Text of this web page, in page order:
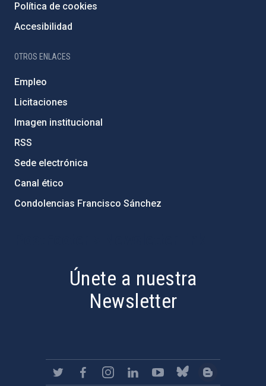
Política de cookies
Accesibilidad
OTROS ENLACES
Empleo
Licitaciones
Imagen institucional
RSS
Sede electrónica
Canal ético
Condolencias Francisco Sánchez
Únete a nuestra
Newsletter